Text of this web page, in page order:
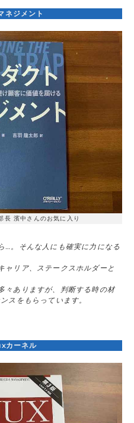
ネジメント
長 濱中さんのお気に入り
…。そんな人にも確実に力になる
ャリア、ステークスホルダーと
々ありますが、判断する時の材
スをもらっています。
カーネル